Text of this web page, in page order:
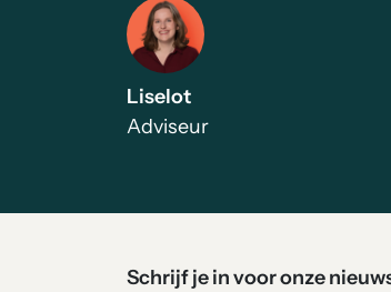
Liselot
Adviseur
Schrijf je in voor onze